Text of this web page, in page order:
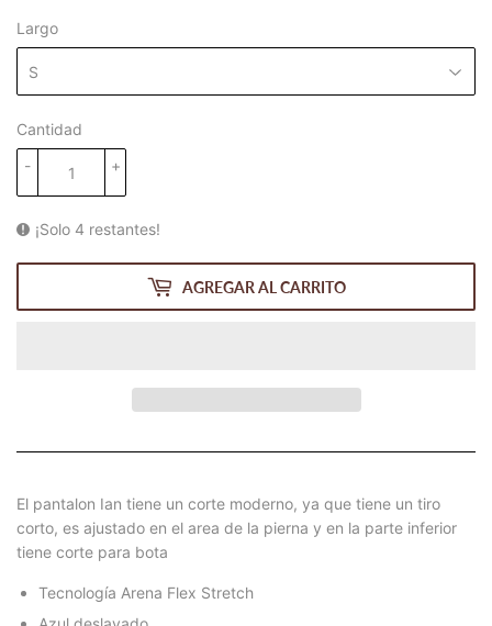
Largo
Cantidad
+
-
¡Solo 4 restantes!
AGREGAR AL CARRITO
El pantalon Ian tiene un corte moderno, ya que tiene un tiro
corto, es ajustado en el area de la pierna y en la parte inferior
tiene corte para bota
Tecnología Arena Flex Stretch